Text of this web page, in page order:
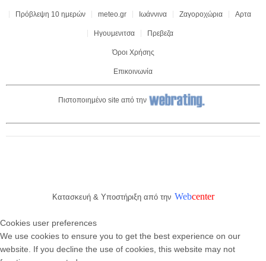
Πρόβλεψη 10 ημερών meteo.gr Ιωάννινα Ζαγοροχώρια Αρτα
Ηγουμενιτσα Πρεβεζα
Όροι Χρήσης
Επικοινωνία
Πιστοποιημένο site από την
Κατασκευή & Υποστήριξη από την Webcenter
Cookies user preferences
We use cookies to ensure you to get the best experience on our
website. If you decline the use of cookies, this website may not